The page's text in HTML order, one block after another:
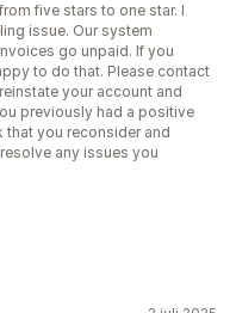
five stars to one star. I
issue. Our system
go unpaid. If you
to do that. Please contact
your account and
previously had a positive
that you reconsider and
any issues you